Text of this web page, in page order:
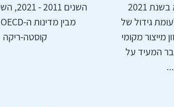
המבוססת על יבוא בשנת 2021
זאת לעומת גידול של
מייצור מקומי
המעיד על
השנים
קוסטה-ריקה